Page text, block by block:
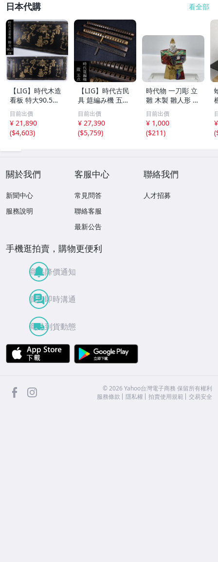
日本代購 看全部
【LIG】時代木造
看板 特大90.5㎝
金彩 本舗 高田徳
左衛門 古美術品
2606.676
目前出價
¥ 21,890
($4,603)
【LIG】時代古民
具 筵編み機 五点
むしろ編み 筬 お
さ 農具 古道具 26
04.458
目前出價
¥ 27,390
($5,759)
時代物 一刀彫 立
雛 木製 雛人形 木
彫彩色 小型 2.2×
3.5×H5.7cm ひな
祭り 郷土玩具 木
工芸 置物 木彫人
目前出價
¥ 1,000
($211)
(
關於我們
新聞中心
服務說明
客服中心
常見問答
聯絡客服
最新公告
聯絡我們
人才招募
手機逛拍賣，購物更便利
商品降價通知
買賣即時溝通
商品到貨動態
APP Store
facebook ©2026 Yahoo台灣電子商務 保留所有權利
服務條款
隱私權 拍賣使用規範 交易安全